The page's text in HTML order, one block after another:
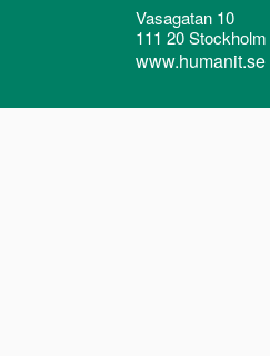
Vasagatan 10
111 20 Stockholm
www.humanit.se